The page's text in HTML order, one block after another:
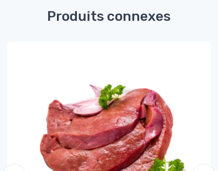
Produits connexes